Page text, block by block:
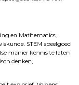
en Mathematics,
STEM speelgoed
manier kennis te laten
denken,